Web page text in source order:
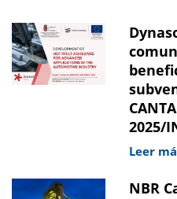
2025/
Leer
NBR